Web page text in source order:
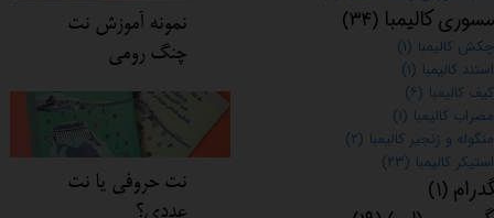
کالیمبا (۳۴)
چکش کالیمبا (۱)
استند کالیمبا (۱)
کیف کالیمبا (۶)
مضراب کالیمبا (۱)
منگوله و زنجیر کالیمبا (۲)
استیکر کالیمبا (۲۳)
(۱)
نمونه آموزش نت
چنگ رومی
نت حروفی یا نت